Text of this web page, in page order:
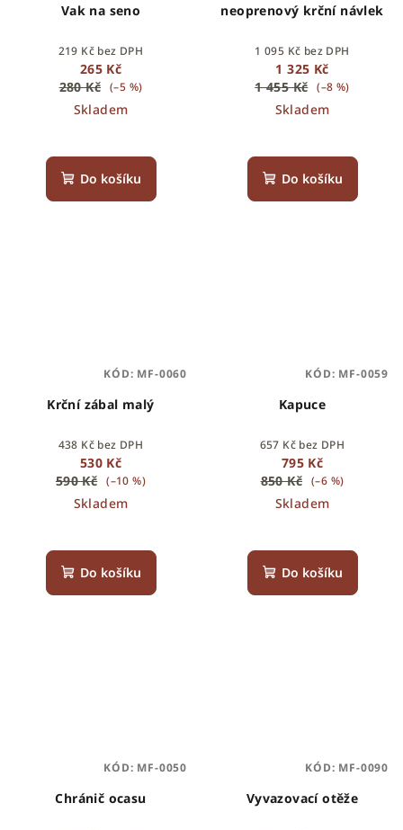
Vak na seno
219 Kč bez DPH
265 Kč
280 Kč (–5 %)
Skladem
Do košíku
neoprenový krční návlek
1 095 Kč bez DPH
1 325 Kč
1 455 Kč (–8 %)
Skladem
Do košíku
Krční zábal malý
438 Kč bez DPH
530 Kč
590 Kč (–10 %)
Skladem
Do košíku
KÓD: MF-0060
Kapuce
657 Kč bez DPH
795 Kč
850 Kč (–6 %)
Skladem
Do košíku
KÓD: MF-0059
Chránič ocasu
KÓD: MF-0050
Vyvazovací otěže
KÓD: MF-0090